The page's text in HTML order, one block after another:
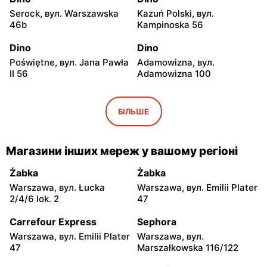
Serock, вул. Warszawska
46b
Kazuń Polski, вул.
Kampinoska 56
Dino
Poświętne, вул. Jana Pawła
II 56
Dino
Adamowizna, вул.
Adamowizna 100
Bieniewice, вул. Błońska 52
Dino
Błonie, вул. Nowa Wieś 12c
Pomiechówek, вул.
Dąbrówka, вул. Kościelna
7g
Dino
Zakroczym, вул. Klasztorna
Dino
Mińsk Mazowiecki, вул.
Dino
Chynów, вул. Główna 81
Dino
Leoncin, вул. Partyzantów
БІЛЬШЕ
Магазини інших мереж у вашому регіоні
Żabka
Warszawa, вул. Łucka
2/4/6 lok. 2
Żabka
Warszawa, вул. Emilii Plater
47
Carrefour Express
Warszawa, вул. Emilii Plater
47
Sephora
Warszawa, вул.
Marszałkowska 116/122